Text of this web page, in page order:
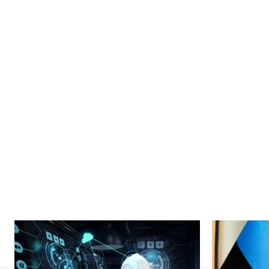
SUBSCRIBE